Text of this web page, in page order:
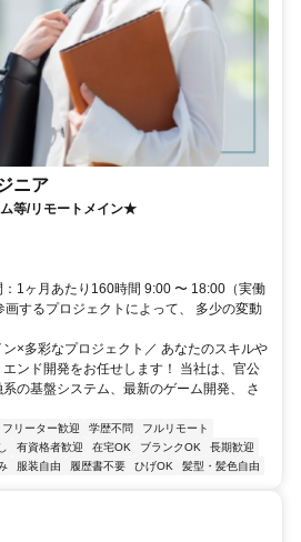
ニア
等/リモートメイン★
1ヶ月あたり160時間 9:00 〜 18:00（実働
するプロジェクトによって、 多少の変動
×多彩なプロジェクト／ あなたのスキルや
ンド開発をお任せします！ 当社は、官公
の基盤システム、最新のゲーム開発、 さ
フリーター歓迎 学歴不問
フルリモート
有資格者歓迎 在宅OK ブランクOK
長期歓迎
服装自由 履歴書不要 ひげOK 髪型・髪色自由